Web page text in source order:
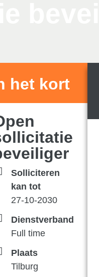
het kort
Solliciteren
kan tot
27-10-2030
Dienstverband
Full time
Plaats
Tilburg